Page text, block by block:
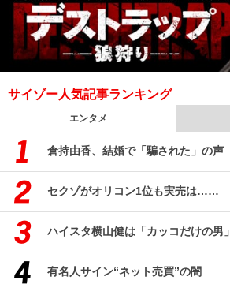
サイゾー人気記事ランキング
エンタメ
倉持由香、結婚で「騙された」の声
セクゾがオリコン1位も実売は……
ハイスタ横山健は「カッコだけの男」
有名人サイン“ネット売買”の闇